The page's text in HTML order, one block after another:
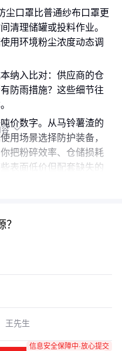
尘口罩比普通纱布口罩更
清理储罐或投料作业。
用环境粉尘浓度动态调
纳入比对：供应商的仓
防雨措施？这些细节往
价数字。从马铃薯渣的
用场景选择防护装备，
把粉碎效率、仓储损耗
表面低价但配套缺失的

？
信息安全保障中·放心提交